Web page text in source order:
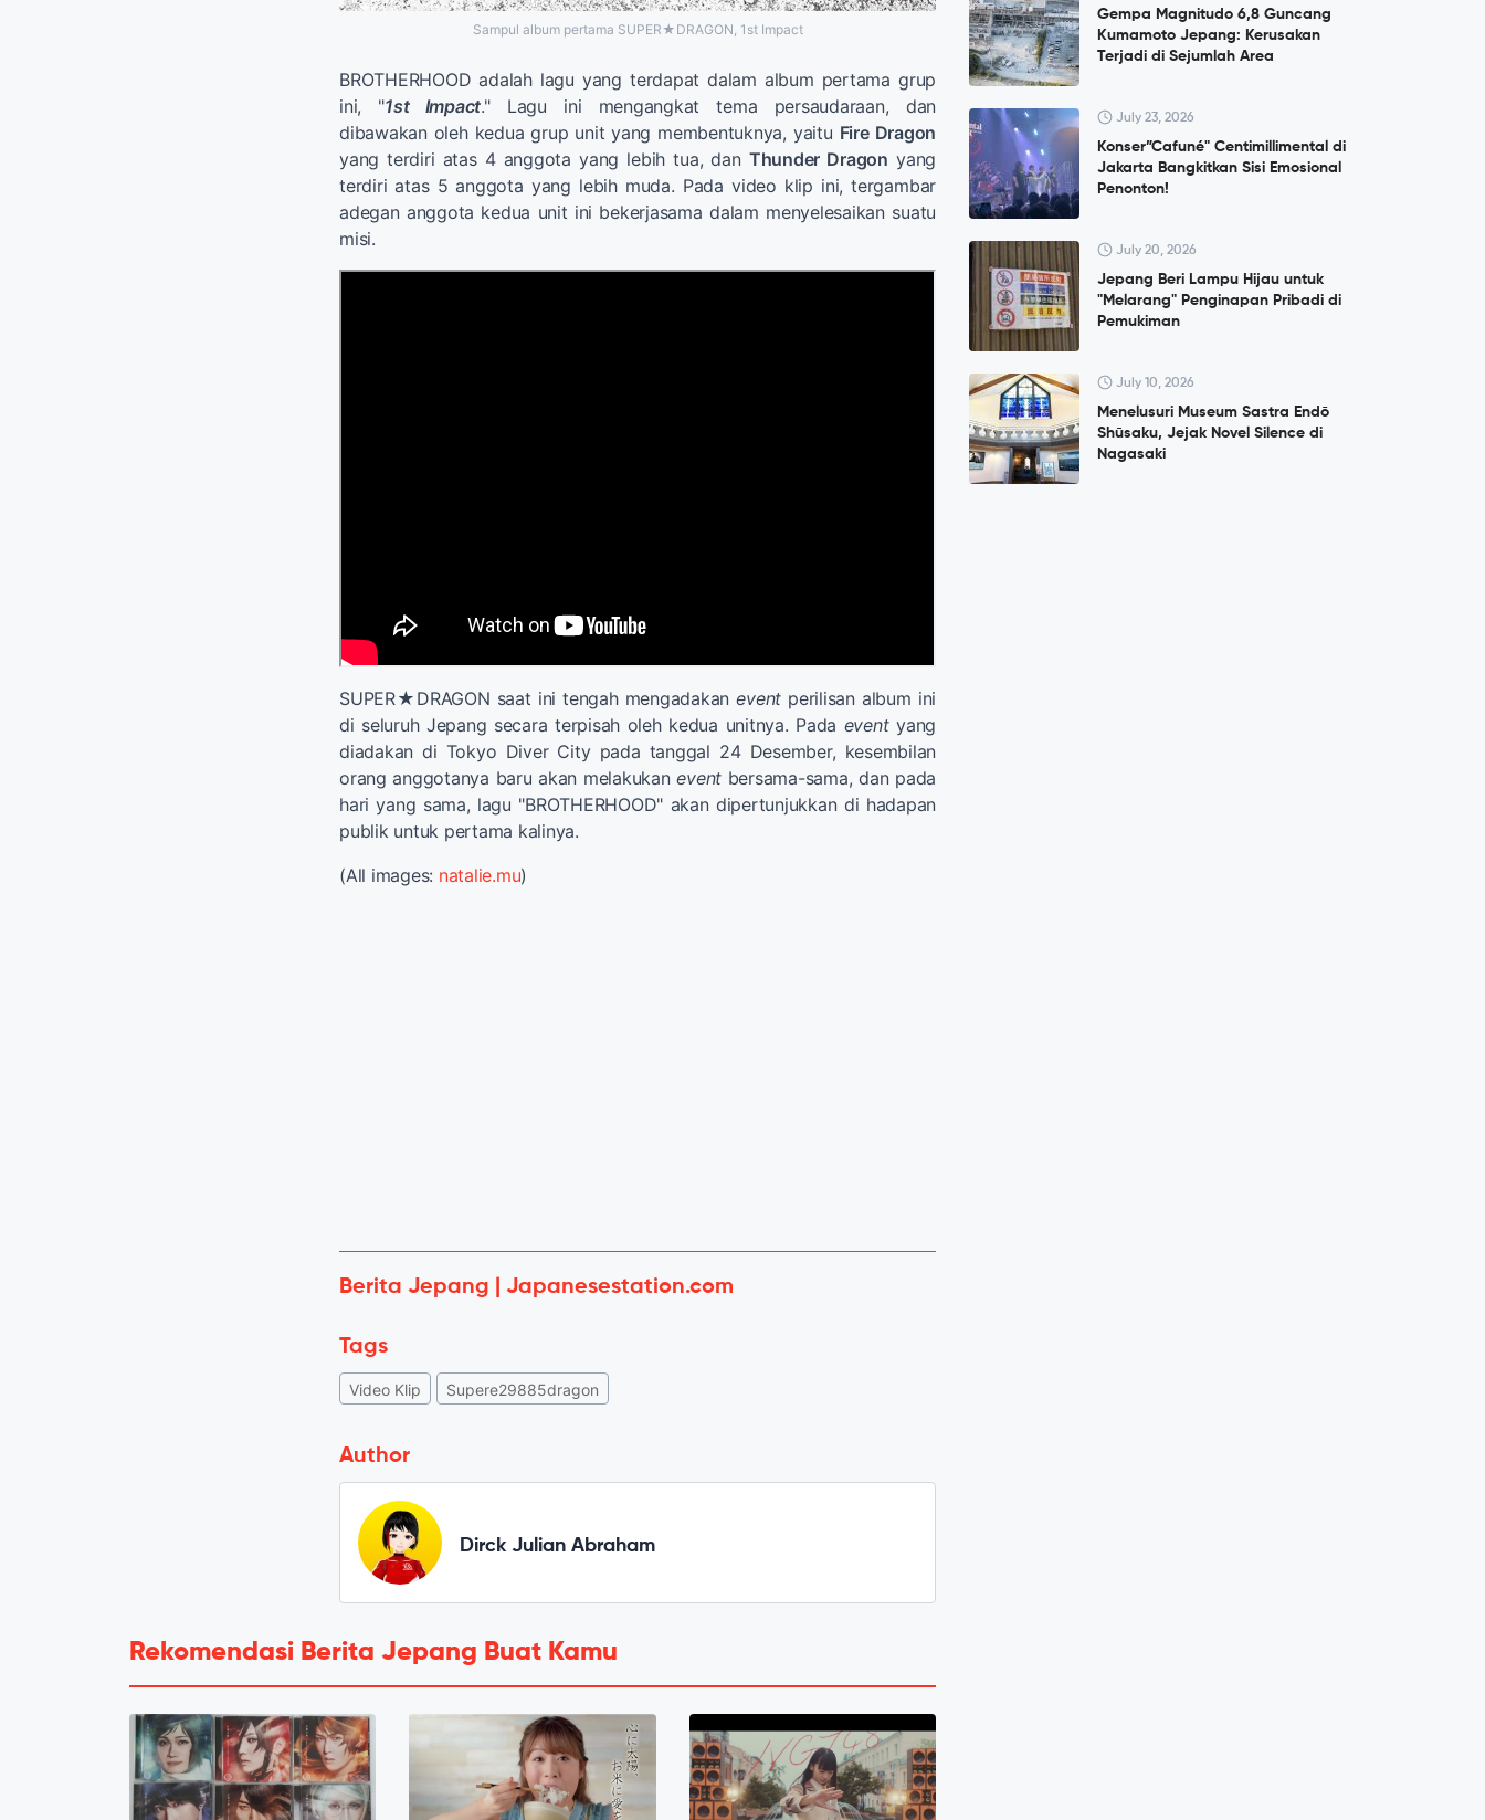
Sampul album pertama SUPER★DRAGON, 1st Impact
BROTHERHOOD adalah lagu yang terdapat dalam album pertama grup
ini, "1st Impact." Lagu ini mengangkat tema persaudaraan, dan
dibawakan oleh kedua grup unit yang membentuknya, yaitu Fire Dragon
yang terdiri atas 4 anggota yang lebih tua, dan Thunder Dragon yang
terdiri atas 5 anggota yang lebih muda. Pada video klip ini, tergambar
adegan anggota kedua unit ini bekerjasama dalam menyelesaikan suatu
misi.
SUPER★DRAGON saat ini tengah mengadakanevent perilisan album ini
di seluruh Jepang secara terpisah oleh kedua unitnya. Pada eventyang
diadakan di Tokyo Diver City pada tanggal 24 Desember, kesembilan
orang anggotanya baru akan melakukanevent bersama-sama, dan pada
hari yang sama, lagu "BROTHERHOOD" akan dipertunjukkan di hadapan
publik untuk pertama kalinya.
(All images: natalie.mu)
Berita Jepang | Japanesestation.com
Tags
Video Klip Supere29885dragon
Author
Dirck Julian Abraham
Rekomendasi Berita Jepang Buat Kamu
Gempa Magnitudo 6,8 Guncang
Kumamoto Jepang: Kerusakan
Terjadi di Sejumlah Area
July 23, 2026
Konser”Cafuné" Centimillimental di
Jakarta Bangkitkan Sisi Emosional
Penonton!
July 20, 2026
Jepang Beri Lampu Hijau untuk
"Melarang" Penginapan Pribadi di
Pemukiman
July 10, 2026
Menelusuri Museum Sastra Endō
Shūsaku, Jejak Novel Silence di
Nagasaki